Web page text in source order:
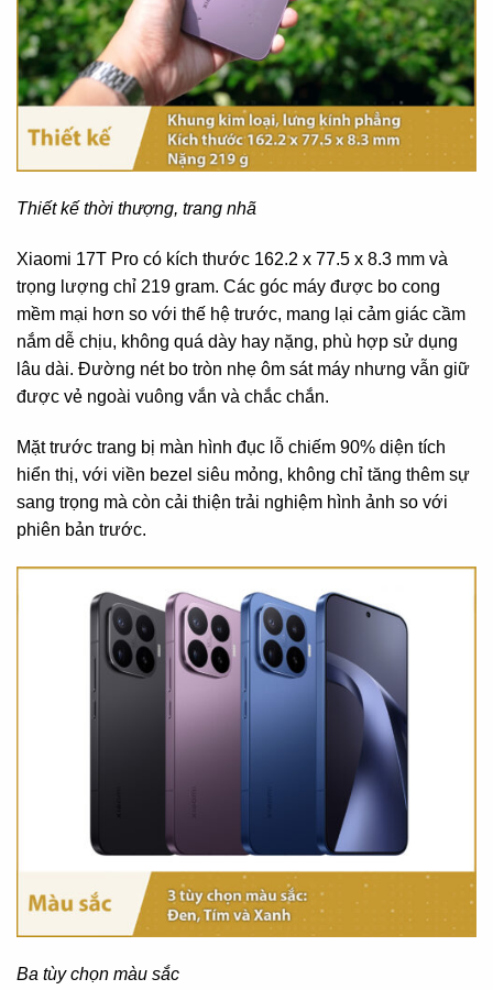
Thiết kế thời thượng, trang nhã
Xiaomi 17T Pro có kích thước 162.2 x 77.5 x 8.3 mm và
trọng lượng chỉ 219 gram. Các góc máy được bo cong
mềm mại hơn so với thế hệ trước, mang lại cảm giác cầm
nắm dễ chịu, không quá dày hay nặng, phù hợp sử dụng
lâu dài. Đường nét bo tròn nhẹ ôm sát máy nhưng vẫn giữ
được vẻ ngoài vuông vắn và chắc chắn.
Mặt trước trang bị màn hình đục lỗ chiếm 90% diện tích
hiển thị, với viền bezel siêu mỏng, không chỉ tăng thêm sự
sang trọng mà còn cải thiện trải nghiệm hình ảnh so với
phiên bản trước.
Ba tùy chọn màu sắc